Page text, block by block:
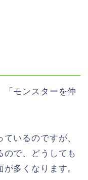
「モンスターを仲
いるのですが、
ので、どうしても
多くなります。